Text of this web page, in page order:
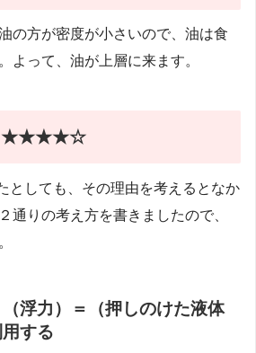
の方が密度が小さいので、油は食
よって、油が上層に来ます。
★★★★☆
としても、その理由を考えるとなか
通りの考え方を書きましたので、
（浮力）＝（押しのけた液体
する